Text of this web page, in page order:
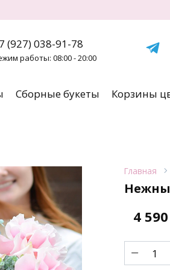
(927) 038-91-78
работы: 08:00 - 20:00
Сборные букеты Корзины
Главная
4 590
товара